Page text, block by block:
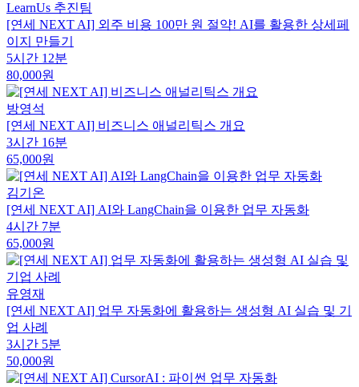
LearnUs 추진팀
[연세 NEXT AI] 외주 비용 100만 원 절약! AI를 활용한 상세페
이지 만들기
5시간 12분
80,000원
방영석
[연세 NEXT AI] 비즈니스 애널리틱스 개요
3시간 16분
65,000원
김기온
[연세 NEXT AI] AI와 LangChain을 이용한 업무 자동화
4시간 7분
65,000원
유영재
[연세 NEXT AI] 업무 자동화에 활용하는 생성형 AI 실습 및 기
업 사례
3시간 5분
50,000원